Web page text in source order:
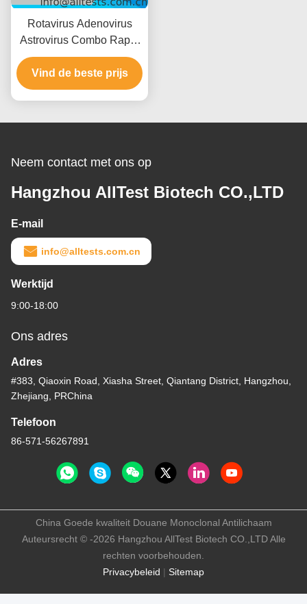
Rotavirus Adenovirus
Astrovirus Combo Rapid
Test met 15 minuten
leestijd CE-gecertificeerd
en hoge nauwkeurigheid
Vind de beste prijs
Neem contact met ons op
Hangzhou AllTest Biotech CO.,LTD
E-mail
info@alltests.com.cn
Werktijd
9:00-18:00
Ons adres
Adres
#383, Qiaoxin Road, Xiasha Street, Qiantang District, Hangzhou,
Zhejiang, PRChina
Telefoon
86-571-56267891
Privacybeleid | Sitemap
China Goede kwaliteit Douane Monoclonal Antilichaam
Auteursrecht © -2026 Hangzhou AllTest Biotech CO.,LTD Alle
rechten voorbehouden.